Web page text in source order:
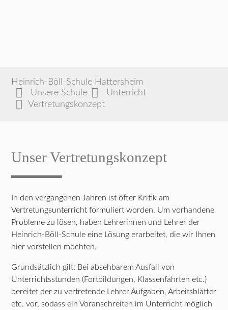
Heinrich-Böll-Schule Hattersheim
Unsere Schule
Unterricht
Vertretungskonzept
Unser Vertretungskonzept
In den vergangenen Jahren ist öfter Kritik am
Vertretungsunterricht formuliert worden. Um vorhandene
Probleme zu lösen, haben Lehrerinnen und Lehrer der
Heinrich-Böll-Schule eine Lösung erarbeitet, die wir Ihnen
hier vorstellen möchten.
Grundsätzlich gilt: Bei absehbarem Ausfall von
Unterrichtsstunden (Fortbildungen, Klassenfahrten etc.)
bereitet der zu vertretende Lehrer Aufgaben, Arbeitsblätter
etc. vor, sodass ein Voranschreiten im Unterricht möglich